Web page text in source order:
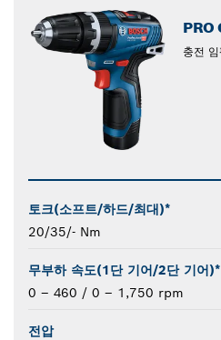
PRO
충전
토크(소프트/하드/최대)*
20/35/- Nm
무부하 속도(1단 기어/2단 기어)*
0 – 460 / 0 – 1,750 rpm
전압